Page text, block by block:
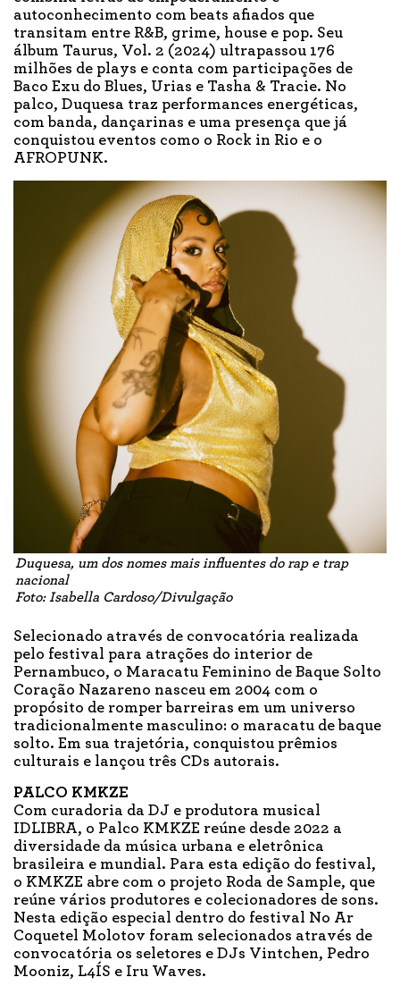
autoconhecimento com beats afiados que
transitam entre R&B, grime, house e pop. Seu
álbum Taurus, Vol. 2 (2024) ultrapassou 176
milhões de plays e conta com participações de
Baco Exu do Blues, Urias e Tasha & Tracie. No
palco, Duquesa traz performances energéticas,
com banda, dançarinas e uma presença que já
conquistou eventos como o Rock in Rio e o
AFROPUNK.
Duquesa, um dos nomes mais influentes do rap e trap
nacional
Foto: Isabella Cardoso/Divulgação
Selecionado através de convocatória realizada
pelo festival para atrações do interior de
Pernambuco, o Maracatu Feminino de Baque Solto
Coração Nazareno nasceu em 2004 com o
propósito de romper barreiras em um universo
tradicionalmente masculino: o maracatu de baque
solto. Em sua trajetória, conquistou prêmios
culturais e lançou três CDs autorais.
PALCO KMKZE
Com curadoria da DJ e produtora musical
IDLIBRA, o Palco KMKZE reúne desde 2022 a
diversidade da música urbana e eletrônica
brasileira e mundial. Para esta edição do festival,
o KMKZE abre com o projeto Roda de Sample, que
reúne vários produtores e colecionadores de sons.
Nesta edição especial dentro do festival No Ar
Coquetel Molotov foram selecionados através de
convocatória os seletores e DJs Vintchen, Pedro
Mooniz, L4ÍS e Iru Waves.